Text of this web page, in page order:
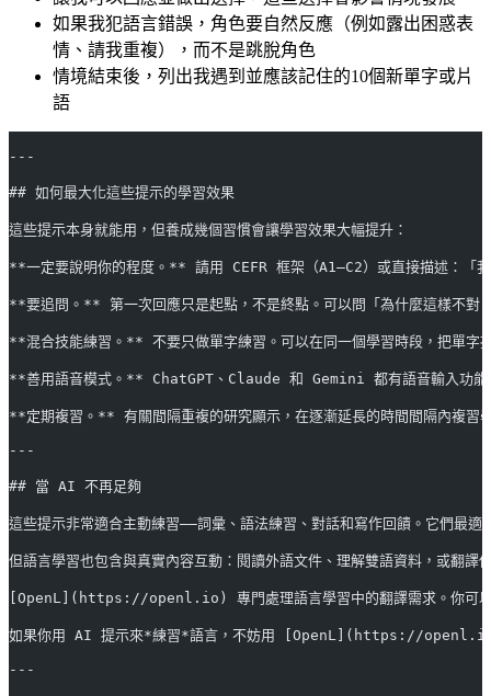
如果我犯語言錯誤，角色要自然反應（例如露出困惑表
情、請我重複），而不是跳脫角色
情境結束後，列出我遇到並應該記住的10個新單字或片
語
---
## 如何最大化這些提示的學習效果
這些提示本身就能用，但養成幾個習慣會讓學習效果大幅提升：
**一定要說明你的程度。** 請用 CEFR 框架（A1–C2）或直接描述：「
**要追問。** 第一次回應只是起點，不是終點。可以問「為什麼這樣不
**混合技能練習。** 不要只做單字練習。可以在同一個學習時段，把單字
**善用語音模式。** ChatGPT、Claude 和 Gemini 都有語音輸入功能
**定期複習。** 有關間隔重複的研究顯示，在逐漸延長的時間間隔內複
---
## 當 AI 不再足夠
這些提示非常適合主動練習——詞彙、語法練習、對話和寫作回饋。它們最適
但語言學習也包含與真實內容互動：閱讀外語文件、理解雙語資料，或翻譯
[OpenL](https://openl.io) 專門處理語言學習中的翻譯需求。你可以上傳
如果你用 AI 提示來*練習*語言，不妨用 [OpenL](https://openl.io) 來
---